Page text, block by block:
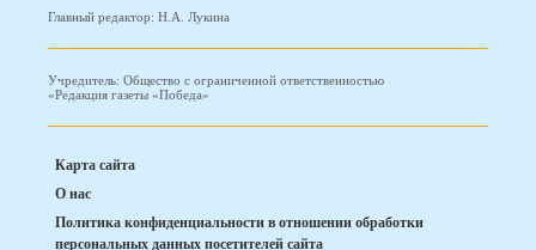
Главный редактор: Н.А. Лукина
Учредитель: Общество с ограниченной ответственностью
«Редакция газеты «Победа»
Карта сайта
О нас
Политика конфиденциальности в отношении обработки
персональных данных посетителей сайта